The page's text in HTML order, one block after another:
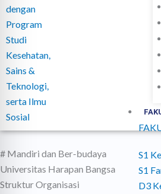
S1
S1
D3
# Mandiri dan Ber-budaya
Universitas Harapan Bangsa
Struktur Organisasi